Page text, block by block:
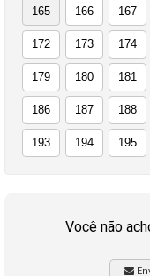
165 166 167
172 173 174
179 180 181
186 187 188
193 194 195
Você não